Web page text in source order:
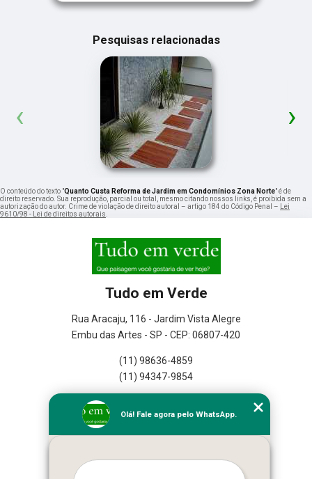
Pesquisas relacionadas
‹ ›
O conteúdo do texto "Quanto Custa Reforma de Jardim em Condomínios Zona Norte" é de
direito reservado. Sua reprodução, parcial ou total, mesmo citando nossos links, é proibida sem a
autorização do autor. Crime de violação de direito autoral – artigo 184 do Código Penal –
Lei
9610/98 - Lei de direitos autorais
Tudo em Verde
Rua Aracaju, 116 - Jardim Vista Alegre
Embu das Artes - SP - CEP: 06807-420
(11) 98636-4859
(11) 94347-9854
Empresa
Missão
Olá! Fale agora pelo WhatsApp.